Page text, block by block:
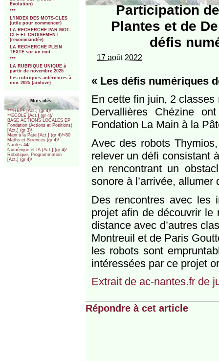
Evolution)
***
L’INDEX DES MOTS-CLES
(utile pour commencer)
LA RECHERCHE PAR MOT-
CLE ET CROISEMENT
(recommandée)
LA RECHERCHE PLEIN
TEXTE sur un mot
***
LA RUBRIQUE UNIQUE à
partir de novembre 2025
Les rubriques antérieures à
nov. 2025 (archive)
Mots-clés
***REP+ [Act.] (gr 4)/
**ECOLE [Act.] (gr 4)/
BASE ACTIONS LOCALES EP
Fondation (Actions et Positions)
[Act.] (gr 3)/
Main à la Pâte [Act.] (gr 4)/<50
Maths et Sciences (gr 4)/
Nantes 44/
Numérique et IA [Act.] (gr 4)/
Robotique, Programmation
[Act.] (gr 4)/
Participation
Plantes et de
défis
17 août 2022
« Les défis numériques
En cette fin juin, 2
Dervallières Chézine
Fondation La Main à la
Avec des robots
relever un défi consistant
en rencontrant un
sonore à l’arrivée,
Des rencontres avec les
projet afin de découvrir le
distance avec d’autres
Montreuil et de Paris
les robots sont
intéressées par ce projet
Extrait de ac-nantes.fr de
Répondre à cet article